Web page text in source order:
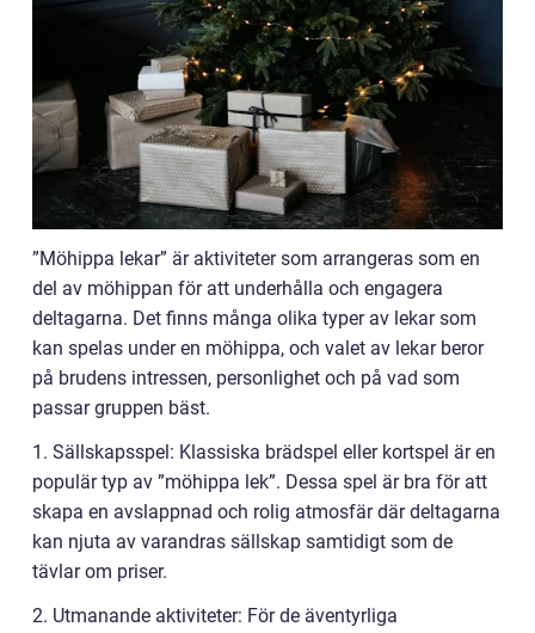
”Möhippa lekar” är aktiviteter som arrangeras som en
del av möhippan för att underhålla och engagera
deltagarna. Det finns många olika typer av lekar som
kan spelas under en möhippa, och valet av lekar beror
på brudens intressen, personlighet och på vad som
passar gruppen bäst.
1. Sällskapsspel: Klassiska brädspel eller kortspel är en
populär typ av ”möhippa lek”. Dessa spel är bra för att
skapa en avslappnad och rolig atmosfär där deltagarna
kan njuta av varandras sällskap samtidigt som de
tävlar om priser.
2. Utmanande aktiviteter: För de äventyrliga